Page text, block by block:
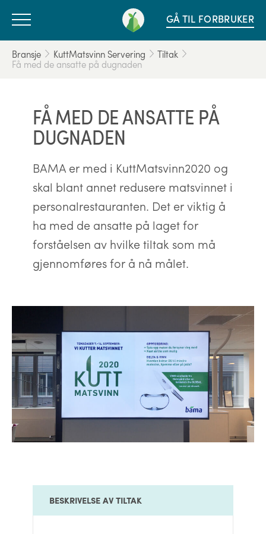
GÅ TIL FORBRUKER
Bransje KuttMatsvinn Servering Tiltak
Få med de ansatte på dugnaden
FÅ MED DE ANSATTE PÅ
DUGNADEN
BAMA er med i KuttMatsvinn2020 og
skal blant annet redusere matsvinnet i
personalrestauranten. Det er viktig å
ha med de ansatte på laget for
forståelsen av hvilke tiltak som må
gjennomføres for å nå målet.
​BESKRIVELSE AV TILTAK